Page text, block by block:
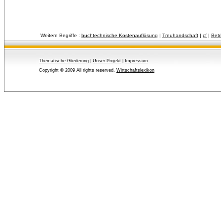
Weitere Begriffe : buchtechnische Kostenauflösung | Treuhandschaft | cf |
Thematische Gliederung Unser Projekt
Impressum
Copyright © 2009 All rights reserved. Wirtschaftslexikon